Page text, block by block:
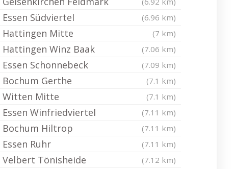
Essen Südviertel (6.96 km)
Hattingen Mitte (7 km)
Hattingen Winz Baak (7.06 km)
Essen Schonnebeck (7.09 km)
Bochum Gerthe (7.1 km)
Witten Mitte (7.1 km)
Essen Winfriedviertel (7.11 km)
Bochum Hiltrop (7.11 km)
Essen Ruhr (7.11 km)
Velbert Tönisheide (7.12 km)